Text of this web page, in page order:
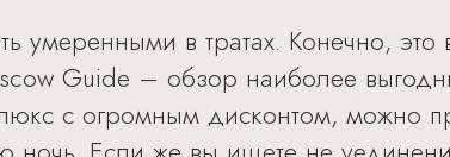
умеренными в тратах. Конечно, это
Guide – обзор наиболее
с огромным дисконтом, можно